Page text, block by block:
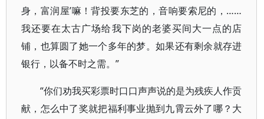
身，富润屋’嘛！背投要东芝的，音响要索尼的，……
我还要在太古广场给我下岗的老婆买间大一点的店
铺，也算圆了她一个多年的梦。如果还有剩余就存进
银行，以备不时之需。”
“你们劝我买彩票时口口声声说的是为残疾人作贡
献，怎么中了奖就把福利事业抛到九霄云外了哪？大